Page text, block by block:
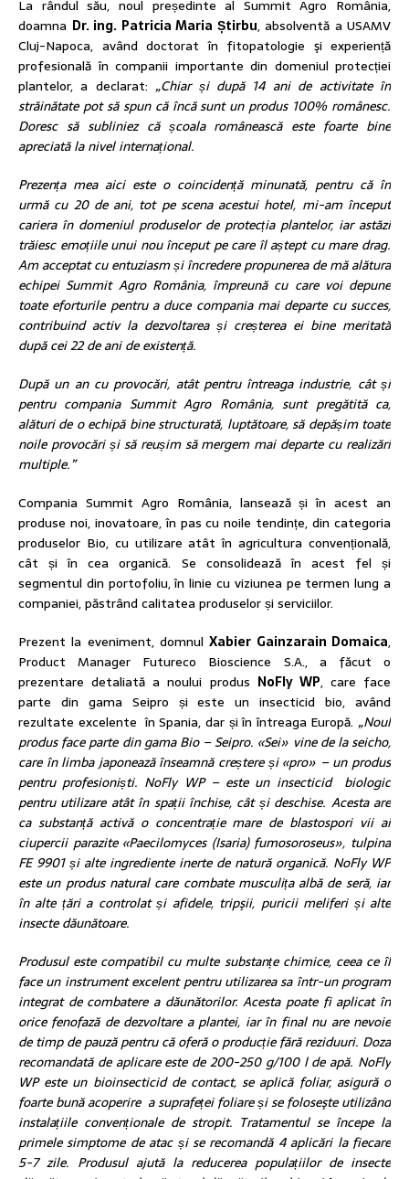
La rândul său, noul președinte al Summit Agro România,
doamna Dr. ing. Patricia Maria Știrbu, absolventă a USAMV
Cluj-Napoca, având doctorat în fitopatologie şi experiență
profesională în companii importante din domeniul protecției
plantelor, a declarat: „Chiar și după 14 ani de activitate în
străinătate pot să spun că încă sunt un produs 100% românesc.
Doresc să subliniez că școala românească este foarte bine
apreciată la nivel internațional.
Prezența mea aici este o coincidență minunată, pentru că în
urmă cu 20 de ani, tot pe scena acestui hotel, mi-am început
cariera în domeniul produselor de protecția plantelor, iar astăzi
trăiesc emoțiile unui nou început pe care îl aștept cu mare drag.
Am acceptat cu entuziasm și încredere propunerea de mă alătura
echipei Summit Agro România, împreună cu care voi depune
toate eforturile pentru a duce compania mai departe cu succes,
contribuind activ la dezvoltarea și creșterea ei bine meritată
după cei 22 de ani de existență.
După un an cu provocări, atât pentru întreaga industrie, cât și
pentru compania Summit Agro România, sunt pregătită ca,
alături de o echipă bine structurată, luptătoare, să depășim toate
noile provocări și să reușim să mergem mai departe cu realizări
multiple.”
Compania Summit Agro România, lansează și în acest an
produse noi, inovatoare, în pas cu noile tendințe, din categoria
produselor Bio, cu utilizare atât în agricultura convențională,
cât și în cea organică. Se consolidează în acest fel și
segmentul din portofoliu, în linie cu viziunea pe termen lung a
companiei, păstrând calitatea produselor și serviciilor.
Prezent la eveniment, domnulXabier Gainzarain Domaica,
Product Manager Futureco Bioscience S.A., a făcut o
prezentare detaliată a noului produs NoFly WP, care face
parte din gama Seipro și este un insecticid bio, având
rezultate excelente în Spania, dar și în întreaga Europă. „Noul
produs face parte din gama Bio – Seipro. «Sei» vine de la seicho,
care în limba japonează înseamnă creștere și «pro» – un produs
pentru profesioniști. NoFly WP – este un insecticid biologic
pentru utilizare atât în spații închise, cât și deschise. Acesta are
ca substanță activă o concentrație mare de blastospori vii ai
ciupercii parazite «Paecilomyces (Isaria) fumosoroseus», tulpina
FE 9901 și alte ingrediente inerte de natură organică. NoFly WP
este un produs natural care combate musculița albă de seră, iar
în alte țări a controlat și afidele, tripşii, puricii meliferi și alte
insecte dăunătoare.
Produsul este compatibil cu multe substanțe chimice, ceea ce îl
face un instrument excelent pentru utilizarea sa într-un program
integrat de combatere a dăunătorilor. Acesta poate fi aplicat în
orice fenofază de dezvoltare a plantei, iar în final nu are nevoie
de timp de pauză pentru că oferă o producție fără reziduuri. Doza
recomandată de aplicare este de 200-250 g/100 l de apă. NoFly
WP este un bioinsecticid de contact, se aplică foliar, asigură o
foarte bună acoperire a suprafeței foliare și se foloseşte utilizând
instalațiile convenționale de stropit. Tratamentul se începe la
primele simptome de atac și se recomandă 4 aplicări la fiecare
5-7 zile. Produsul ajută la reducerea populațiilor de insecte